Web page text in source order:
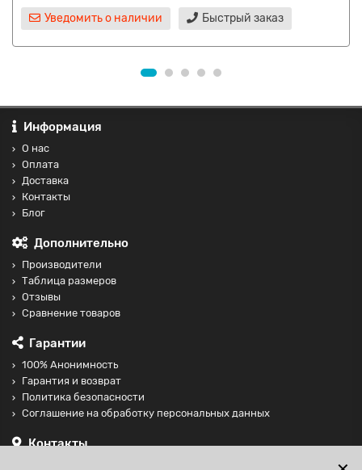
Уведомить о наличии Быстрый заказ
Информация
О нас
Оплата
Доставка
Контакты
Блог
Дополнительно
Производители
Таблица размеров
Отзывы
Сравнение товаров
Гарантии
100% Анонимность
Гарантия и возврат
Политика безопасности
Соглашение на обработку персональных данных
Контакты